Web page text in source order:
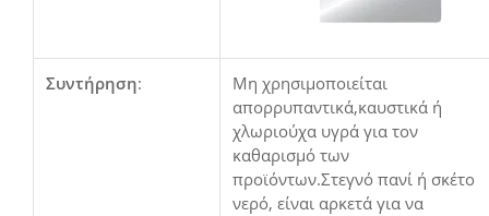
Συντήρηση:
Μη χρησιμοποιείται
απορρυπαντικά,καυστικά ή
χλωριούχα υγρά για τον
καθαρισμό των
προϊόντων.Στεγνό πανί ή σκέτο
νερό, είναι αρκετά για να